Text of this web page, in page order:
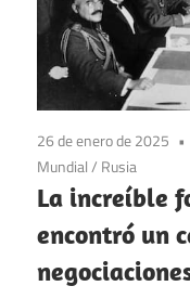
26 de enero de 2025
Mundial/ Rusia
La increíble
encontró un